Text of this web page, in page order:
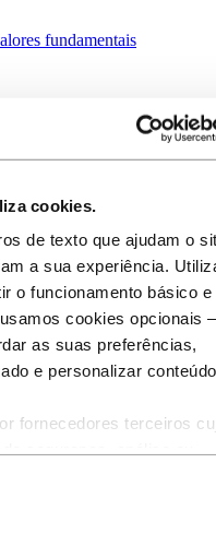
cookies.
de texto que ajudam o
a sua experiência.
o funcionamento básico e
cookies opcionais
as suas preferências,
e personalizar
fornecedores terceiros
do nosso site com
fundamentais